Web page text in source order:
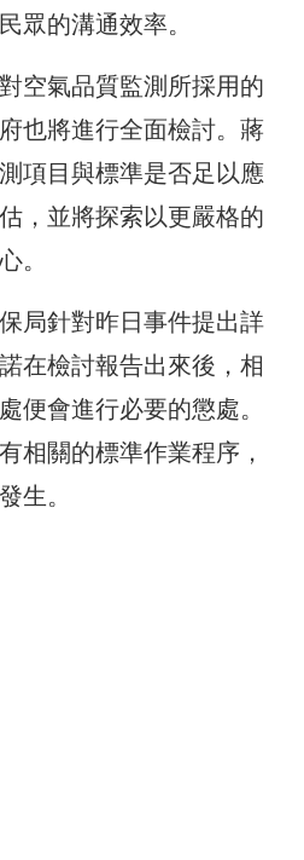
眾的溝通效率。
空氣品質監測所採用的
也將進行全面檢討。蔣
項目與標準是否足以應
，並將探索以更嚴格的
。
局針對昨日事件提出詳
在檢討報告出來後，相
便會進行必要的懲處。
相關的標準作業程序，
生。